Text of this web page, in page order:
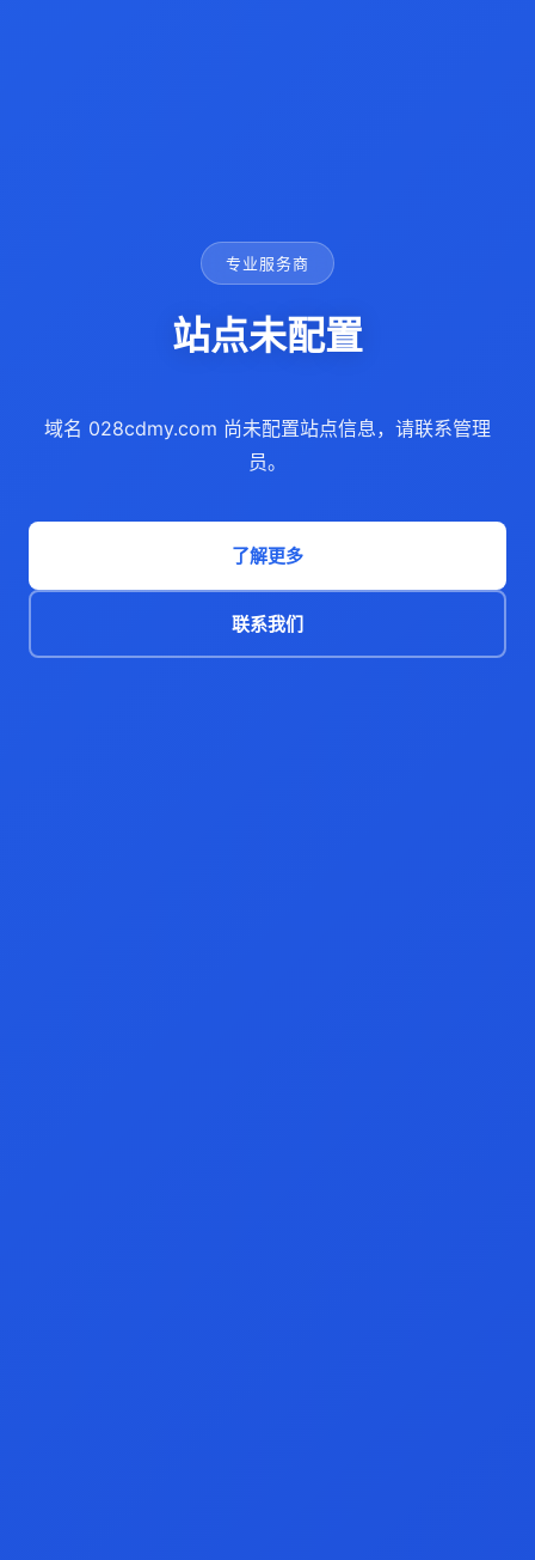
专业服务商
站点未配置
域名 028cdmy.com 尚未配置站点信息，请联系管理
员。
了解更多
联系我们